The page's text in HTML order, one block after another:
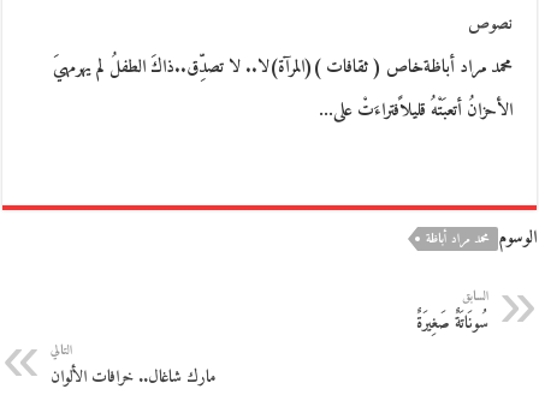
نصوص
محمد مراد أباظةخاص ( ثقافات )(المرآة)لا.. لا تصدِّق..ذاكَ الطفلُ لم يهرمهيَ
الأحزانُ أتعبَتْهُ قليلاًفتراءَتْ على…
الوسوم محمد مراد أباظة
السابق
سُونَاتَةٌ صَغِيرَةٌ
التالي
مارك شاغال.. خرافات الألوان